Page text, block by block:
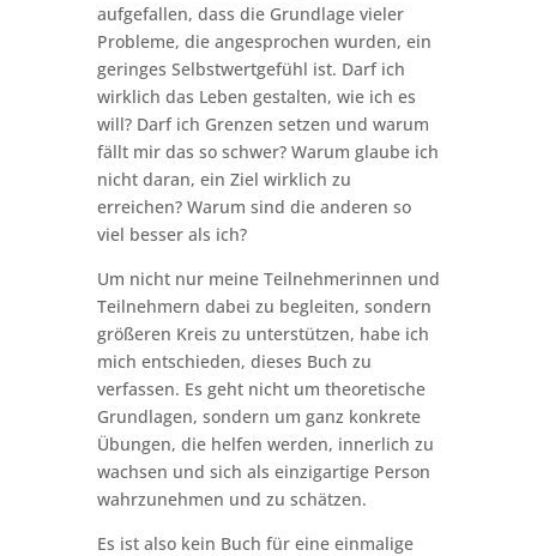
aufgefallen, dass die Grundlage vieler
Probleme, die angesprochen wurden, ein
geringes Selbstwertgefühl ist. Darf ich
wirklich das Leben gestalten, wie ich es
will? Darf ich Grenzen setzen und warum
fällt mir das so schwer? Warum glaube ich
nicht daran, ein Ziel wirklich zu
erreichen? Warum sind die anderen so
viel besser als ich?
Um nicht nur meine Teilnehmerinnen und
Teilnehmern dabei zu begleiten, sondern
größeren Kreis zu unterstützen, habe ich
mich entschieden, dieses Buch zu
verfassen. Es geht nicht um theoretische
Grundlagen, sondern um ganz konkrete
Übungen, die helfen werden, innerlich zu
wachsen und sich als einzigartige Person
wahrzunehmen und zu schätzen.
Es ist also kein Buch für eine einmalige